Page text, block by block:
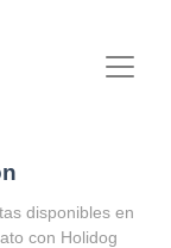
disponibles en
con Holidog